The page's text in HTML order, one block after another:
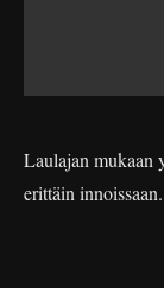
Laulajan mukaan
erittäin innoissaan.